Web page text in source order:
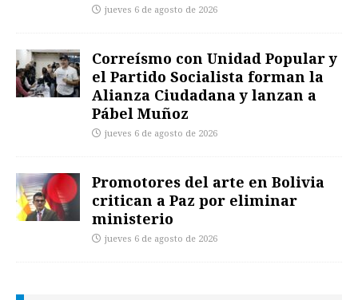
jueves 6 de agosto de 2026
Correísmo con Unidad Popular y
el Partido Socialista forman la
Alianza Ciudadana y lanzan a
Pábel Muñoz
jueves 6 de agosto de 2026
Promotores del arte en Bolivia
critican a Paz por eliminar
ministerio
jueves 6 de agosto de 2026